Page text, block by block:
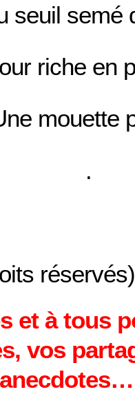
seuil semé
riche en
mouette
.
réservés)
et à tous
vos